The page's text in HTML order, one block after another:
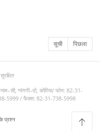
सूची पिछला
ग्यंगगी–दो, कोरिया/ फोन: 82-31-
5999 / फैक्स: 82-31-738-5998
प्रश्न